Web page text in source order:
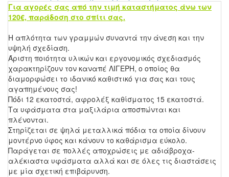
Για αγορές σας από την τιμή καταστήματος άνω των
120€, παράδοση στο σπίτι σας.
Η απλότητα των γραμμών συναντά την άνεση και την
υψηλή σχεδίαση.
Άριστη ποιότητα υλικών και εργονομικός σχεδιασμός
χαρακτηρίζουν τον καναπέ ΛΙΓΕΡΗ, ο οποίος θα
διαμορφώσει το ιδανικό καθιστικό για σας και τους
αγαπημένους σας!
Πόδι 12 εκατοστά, αφρολέξ καθίσματος 15 εκατοστά.
Τα υφάσματα στα μαξιλάρια αποσπώνται και
πλένονται.
Στηρίζεται σε ψηλά μεταλλικά πόδια τα οποία δίνουν
μοντέρνο ύφος και κάνουν το καθάρισμα εύκολο.
Παράγεται σε πολλές αποχρώσεις με αδιάβροχα-
αλέκιαστα υφάσματα αλλά και σε όλες τις διαστάσεις
με μία σχετική επιβάρυνση.